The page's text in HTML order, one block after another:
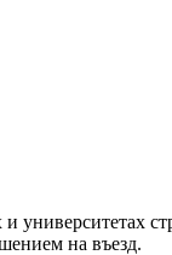
университетах
на въезд.